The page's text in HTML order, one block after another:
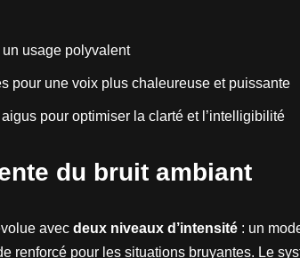
usage polyvalent
pour une voix plus chaleureuse et puissante
pour optimiser la clarté et l’intelligibilité
du bruit ambiant
avec deux niveaux d’intensité : un
renforcé pour les situations bruyantes. Le